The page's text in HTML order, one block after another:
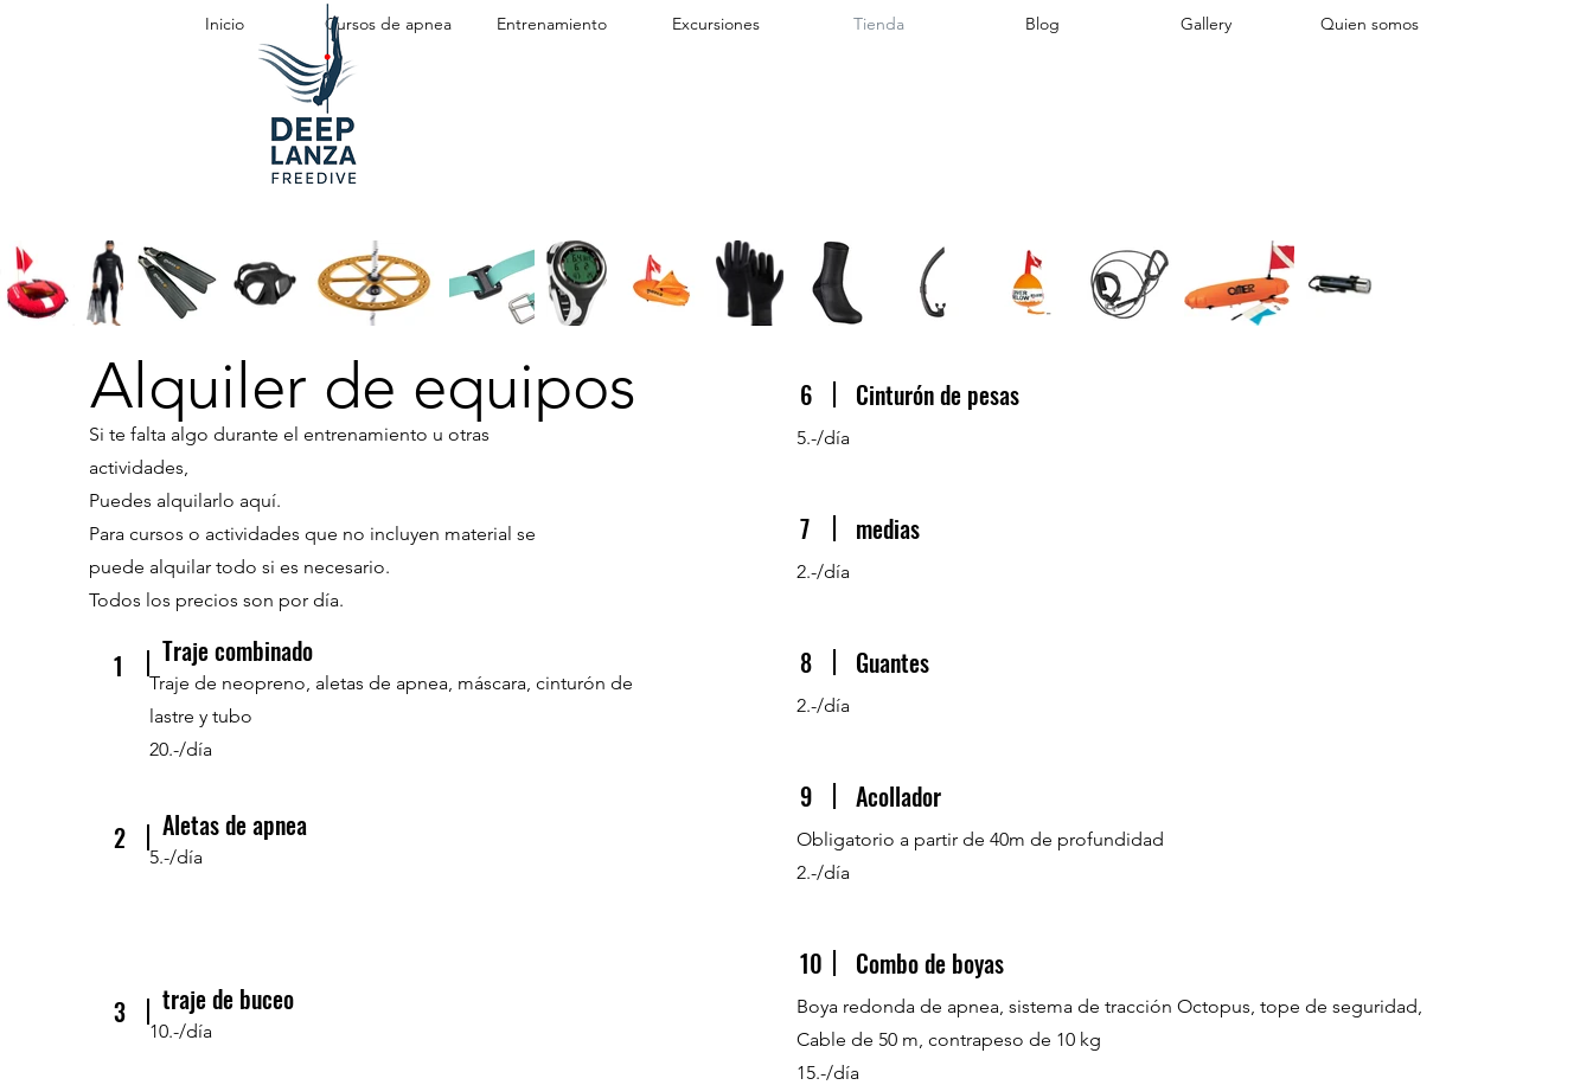
Inicio Cursos de apnea Entrenamiento Excursiones Tienda Blog Gallery Quien somos
Alquiler de equipos
Si te falta algo durante el entrenamiento u otras
actividades,
Puedes alquilarlo aquí.
Para cursos o actividades que no incluyen material se
puede alquilar todo si es necesario.
Todos los precios son por día.
1 Traje combinado
Traje de neopreno, aletas de apnea, máscara, cinturón de
lastre y tubo
20.-/día
2 Aletas de apnea
5.-/día
3 traje de buceo
10.-/día
6 Cinturón de pesas
5.-/día
7 medias
2.-/día
8 Guantes
2.-/día
9 Acollador
Obligatorio a partir de 40m de profundidad
2.-/día
10 Combo de boyas
Boya redonda de apnea, sistema de tracción Octopus, tope de seguridad,
Cable de 50 m, contrapeso de 10 kg
15.-/día